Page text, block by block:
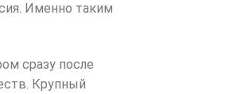
Именно таким
сразу после
Крупный